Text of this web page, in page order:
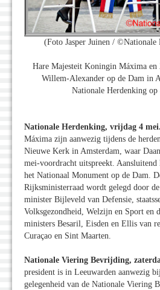
(Foto Jasper Juinen / ©Nationale
Hare Majesteit Koningin Máxima
Willem-Alexander op de Dam in
Nationale Herdenking
Nationale Herdenking, vrijdag 4 mei.
Máxima zijn aanwezig tijdens de
Nieuwe Kerk in Amsterdam, waar
mei-voordracht uitspreekt. Aansluitend
het Nationaal Monument op de Dam.
Rijksministerraad wordt gelegd door
minister Bijleveld van Defensie,
Volksgezondheid, Welzijn en Sport en
ministers Besaril, Eisden en Ellis van
Curaçao en Sint Maarten.
Nationale Viering Bevrijding,
president is in Leeuwarden aanwezig
gelegenheid van de Nationale Viering